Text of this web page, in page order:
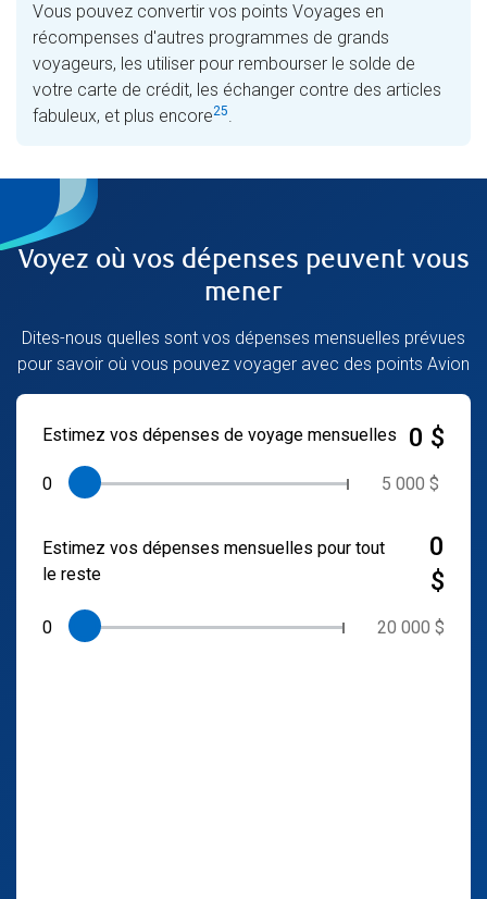
Vous pouvez convertir vos points Voyages en
récompenses d'autres programmes de grands
voyageurs, les utiliser pour rembourser le solde de
votre carte de crédit, les échanger contre des articles
fabuleux, et plus encore25.
Voyez où vos dépenses peuvent vous
mener
Dites-nous quelles sont vos dépenses mensuelles prévues
pour savoir où vous pouvez voyager avec des points Avion
Estimez vos dépenses de voyage mensuelles 0 $
0 5 000 $
Estimez vos dépenses mensuelles pour tout
le reste
0
$
0 20 000 $